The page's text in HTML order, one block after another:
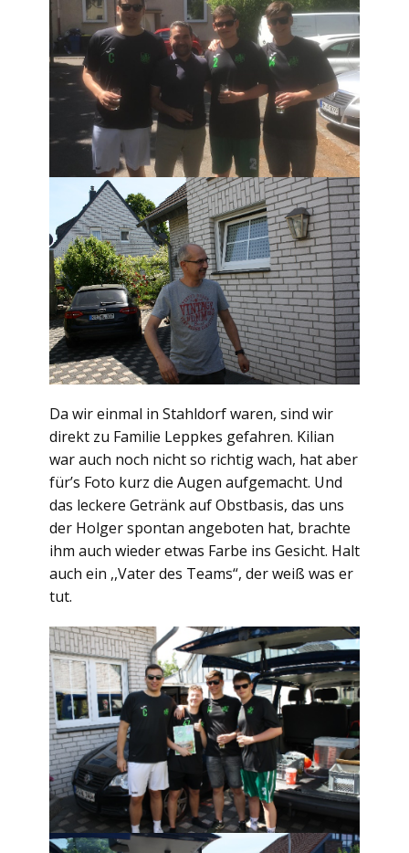
Da wir einmal in Stahldorf waren, sind wir
direkt zu Familie Leppkes gefahren. Kilian
war auch noch nicht so richtig wach, hat aber
für’s Foto kurz die Augen aufgemacht. Und
das leckere Getränk auf Obstbasis, das uns
der Holger spontan angeboten hat, brachte
ihm auch wieder etwas Farbe ins Gesicht. Halt
auch ein ,,Vater des Teams“, der weiß was er
tut.